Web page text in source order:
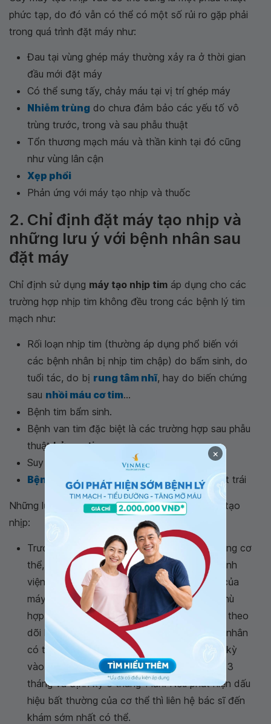
phức tạp, do đó vẫn có thể có một số rủi ro gặp phải
trong quá trình đặt máy như:
Đau tại vùng ghép máy thường xảy ra ở thời gian
đầu mới đặt máy
Có thể sưng tấy, chảy máu tại vị trí ghép máy
Nhiễm trùng do chưa đảm bảo các yếu tố vô
trùng trước, trong và sau phẫu thuật
Tổn thương mạch máu và thần kinh tại đó cũng
như vùng lân cận
Xẹp phổi
Phản ứng với máy tạo nhịp và thuốc
2. Chỉ định đặt máy tạo nhịp và
những lưu ý với bệnh nhân sau
đặt máy
Chỉ định sử dụng máy tạo nhịp tim áp dụng cho các
trường hợp nhịp tim không đều trong các bệnh lý tim
mạch như:
Rối loạn nhịp tim (thường áp dụng phổ biến với
các bệnh nhân bị nhịp tim chập) do bẩm sinh, do
tuổi tác, do bị rung tâm nhĩ, hay do biến chứng
sau nhồi máu cơ tim...
Bệnh tim bẩm sinh.
Bệnh van tim đặc biệt là các trường hợp sau phẫu
thuậthở van tim
Suy tim.
Bệnh cơ tim phì đạicó nghẽn đường ra thất trái
Những lưu ý đối với bệnh nhân có sử dụng máy tạo
nhịp:
Trước, trong và sau khi đặt máy tạo nhịp trong cơ
thể, bệnh nhân cần được theo dõi sát tại bệnh
viện. Bác sĩ cần phải kiểm tra lại hoạt động của
máy tạo nhịp trong cơ thể, điều chỉnh cho phù
hợp với từng bệnh nhân. Nếu trong quá trình theo
dõi không có vấn đề gì bất thường thì bệnh nhân
có thể được về theo dõi tại nhà, khám định kỳ
vào các mốc thời gian sau cấy máy 1 tháng, 3
tháng và định kỳ 6 tháng 1 lần. Nếu phát hiện dấu
hiệu bất thường của cơ thể thì liên hệ bác sĩ đến
khám sớm nhất có thể.
×